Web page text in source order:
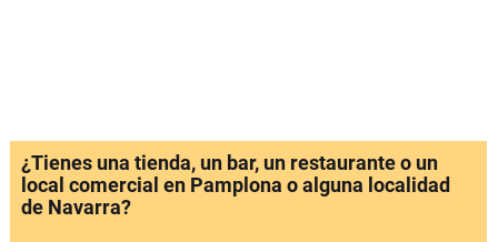
¿Tienes una tienda, un bar, un restaurante o un
local comercial en Pamplona o alguna localidad
de Navarra?